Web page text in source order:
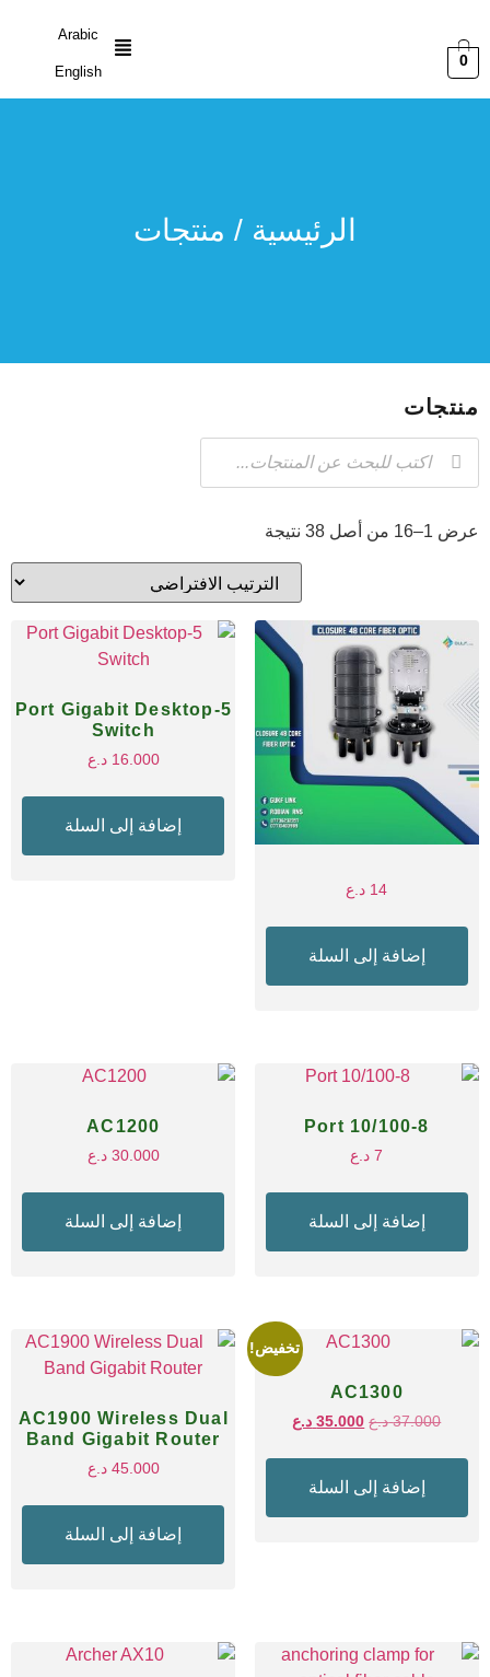
0
English
Arabic
الرئيسية / منتجات
منتجات
عرض 1–16 من أصل 38 نتيجة
14 د.ع
إضافة إلى السلة
5-Port Gigabit Desktop
Switch
16.000 د.ع
إضافة إلى السلة
8-Port 10/100
7 د.ع
إضافة إلى السلة
AC1200
30.000 د.ع
إضافة إلى السلة
تخفيض!
AC1300
37.000 د.ع 35.000 د.ع
إضافة إلى السلة
AC1900 Wireless Dual
Band Gigabit Router
45.000 د.ع
إضافة إلى السلة